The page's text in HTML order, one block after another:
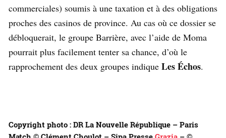
commerciales) soumis à une taxation et à des obligations
proches des casinos de province. Au cas où ce dossier se
débloquerait, le groupe Barrière, avec l’aide de Moma
pourrait plus facilement tenter sa chance, d’où le
rapprochement des deux groupes indique Les Échos.
Copyright photo : DR La Nouvelle République – Paris